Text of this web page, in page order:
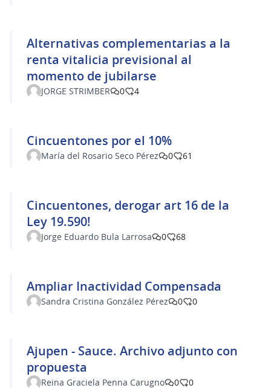
Alternativas complementarias a la
renta vitalicia previsional al
momento de jubilarse
JORGE STRIMBER 0 4
Cincuentones por el 10%
María del Rosario Seco Pérez 0 61
Cincuentones, derogar art 16 de la
Ley 19.590!
Jorge Eduardo Bula Larrosa 0 68
Ampliar Inactividad Compensada
Sandra Cristina González Pérez 0 0
Ajupen - Sauce. Archivo adjunto con
propuesta
Reina Graciela Penna Carugno 0 0